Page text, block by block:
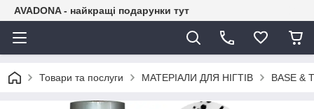
AVADONA - найкращі подарунки тут
Товари та послуги МАТЕРІАЛИ ДЛЯ НІГТІВ BASE &